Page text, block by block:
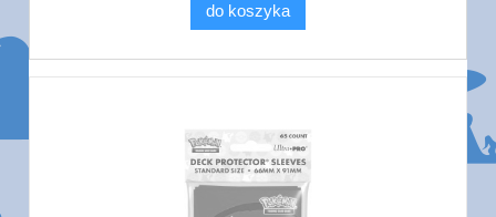
do koszyka